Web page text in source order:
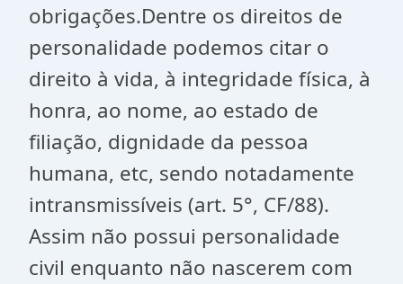
obrigações.Dentre os direitos de
personalidade podemos citar o
direito à vida, à integridade física, à
honra, ao nome, ao estado de
filiação, dignidade da pessoa
humana, etc, sendo notadamente
intransmissíveis (art. 5°, CF/88).
Assim não possui personalidade
civil enquanto não nascerem com